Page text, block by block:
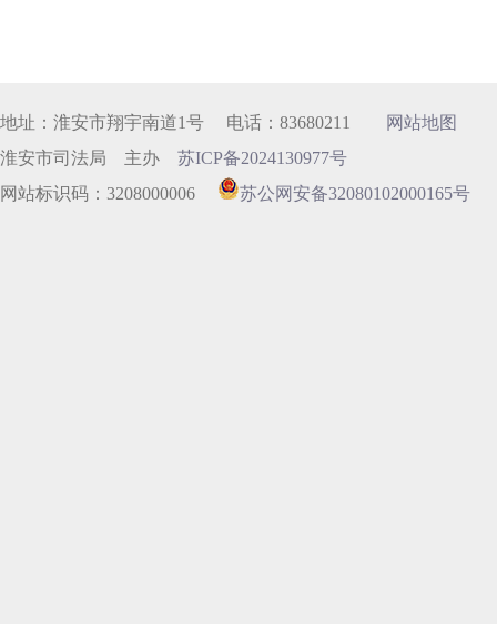
地址：淮安市翔宇南道1号 电话：83680211
网站地图
淮安市司法局 主办 苏ICP备2024130977号
网站标识码：3208000006
苏公网安备32080102000165号